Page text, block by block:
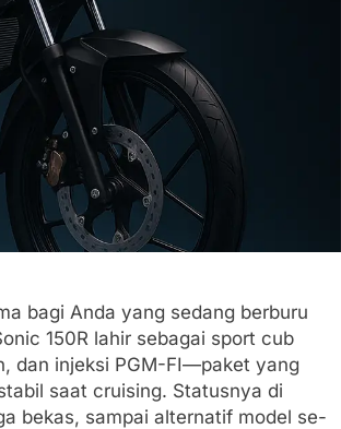
bagi Anda yang sedang berburu
150R lahir sebagai sport cub
dan injeksi PGM-FI—paket yang
saat cruising. Statusnya di
bekas, sampai alternatif model se-